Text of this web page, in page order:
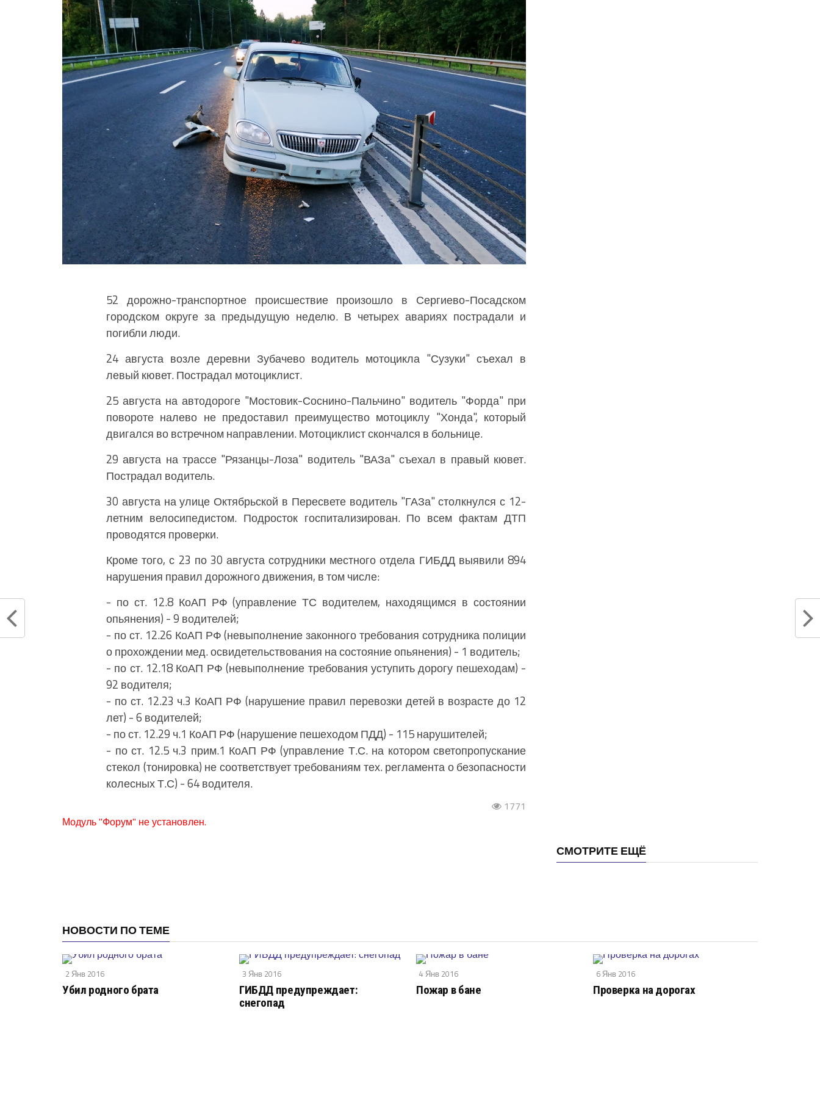
52 дорожно-транспортное происшествие произошло в Сергиево-Посадском
городском округе за предыдущую неделю. В четырех авариях пострадали и
погибли люди.
24 августа возле деревни Зубачево водитель мотоцикла "Сузуки" съехал в
левый кювет. Пострадал мотоциклист.
25 августа на автодороге "Мостовик-Соснино-Пальчино" водитель "Форда" при
повороте налево не предоставил преимущество мотоциклу "Хонда", который
двигался во встречном направлении. Мотоциклист скончался в больнице.
29 августа на трассе "Рязанцы-Лоза" водитель "ВАЗа" съехал в правый кювет.
Пострадал водитель.
30 августа на улице Октябрьской в Пересвете водитель "ГАЗа" столкнулся с 12-
летним велосипедистом. Подросток госпитализирован. По всем фактам ДТП
проводятся проверки.
Кроме того, с 23 по 30 августа сотрудники местного отдела ГИБДД выявили 894
нарушения правил дорожного движения, в том числе:
- по ст. 12.8 КоАП РФ (управление ТС водителем, находящимся в состоянии
опьянения) - 9 водителей;
- по ст. 12.26 КоАП РФ (невыполнение законного требования сотрудника полиции
о прохождении мед. освидетельствования на состояние опьянения) - 1 водитель;
- по ст. 12.18 КоАП РФ (невыполнение требования уступить дорогу пешеходам) -
92 водителя;
- по ст. 12.23 ч.3 КоАП РФ (нарушение правил перевозки детей в возрасте до 12
лет) - 6 водителей;
- по ст. 12.29 ч.1 КоАП РФ (нарушение пешеходом ПДД) - 115 нарушителей;
- по ст. 12.5 ч.3 прим.1 КоАП РФ (управление Т.С. на котором светопропускание
стекол (тонировка) не соответствует требованиям тех. регламента о безопасности
колесных Т.С) - 64 водителя.
1771
Модуль "Форум" не установлен.
СМОТРИТЕ ЕЩЁ
НОВОСТИ ПО ТЕМЕ
2 Янв 2016
Убил родного брата
3 Янв 2016
ГИБДД предупреждает:
снегопад
4 Янв 2016
Пожар в бане
6 Янв 2016
Проверка на дорогах